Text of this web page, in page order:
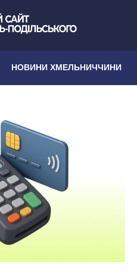
НОВИНИ ХМЕЛЬНИЧЧИНИ